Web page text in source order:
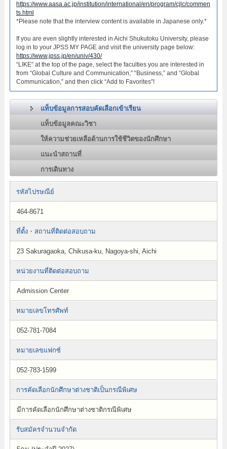
https://www.aasa.ac.jp/institution/international/en/program/cjlc/commen
ts.html
*Please note that the interview content is available in Japanese only.*
If you are even slightly interested in Aichi Shukutoku University, please
log in to your JPSS MY PAGE and visit the university page below:
https://www.jpss.jp/en/univ/430/
“LIKE” at the top of the page, select the faculties you are interested in
from “Global Culture and Communication,” “Business,” and “Global
Communication,” and then click “Add to Favorites”!
แท็บข้อมูลการสอบคัดเลือกเข้าเรียน
แท็บข้อมูลคณะวิชา
ให้ความช่วยเหลือด้านการใช้ชีวิตของนักศึกษา
แนะนำสถานที่
การเดินทาง
รหัสไปรษณีย์
464-8671
ที่ตั้ง・สถานที่ติดต่อสอบถาม
23 Sakuragaoka, Chikusa-ku, Nagoya-shi, Aichi
หน่วยงานที่ติดต่อสอบถาม
Admission Center
หมายเลขโทรศัพท์
052-781-7084
หมายเลขแฟกซ์
052-783-1599
การคัดเลือกนักศึกษาต่างชาติเป็นกรณีพิเศษ
มีการคัดเลือกนักศึกษาต่างชาติกรณีพิเศษ
รับสมัครจำนวนจำกัด